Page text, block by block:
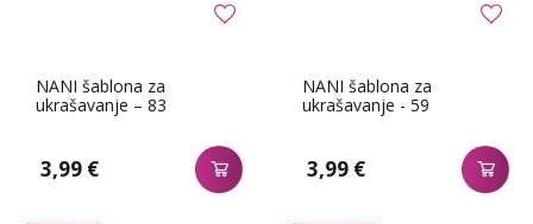
NANI šablona za
ukrašavanje – 83
3,99 €
NANI šablona za
ukrašavanje - 59
3,99 €